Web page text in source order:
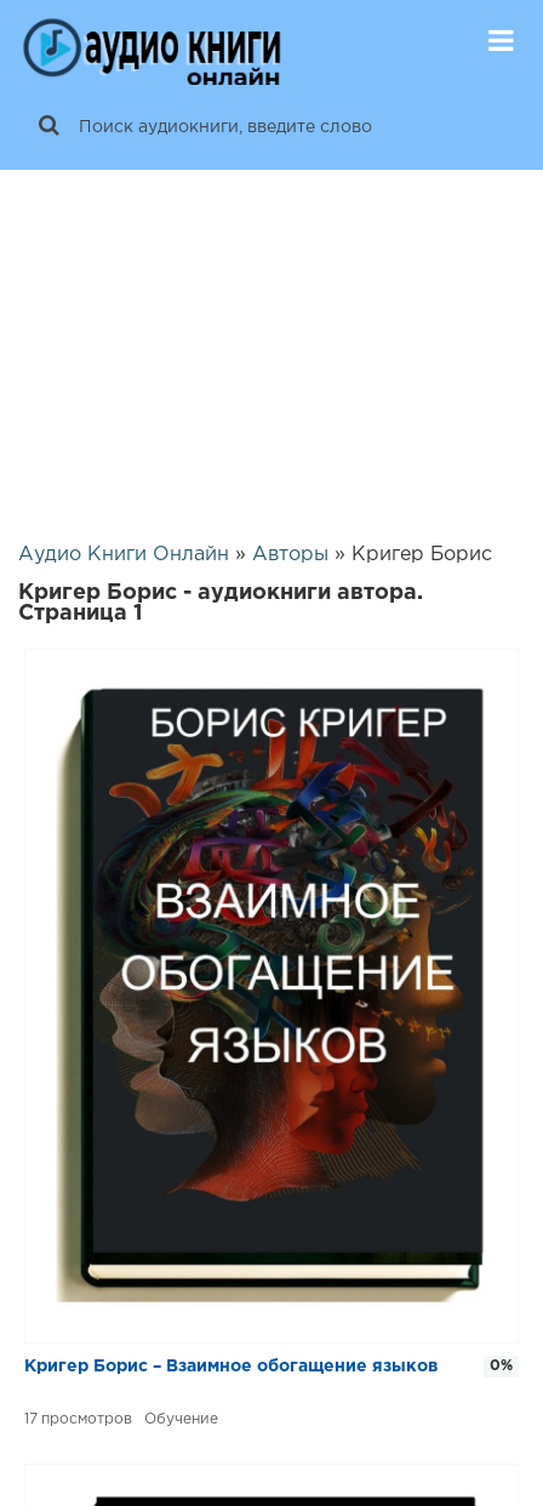
Аудио Книги Онлайн » Авторы » Кригер Борис
Кригер Борис - аудиокниги автора.
Страница 1
Кригер Борис – Взаимное обогащение языков
17 Обучение
0%